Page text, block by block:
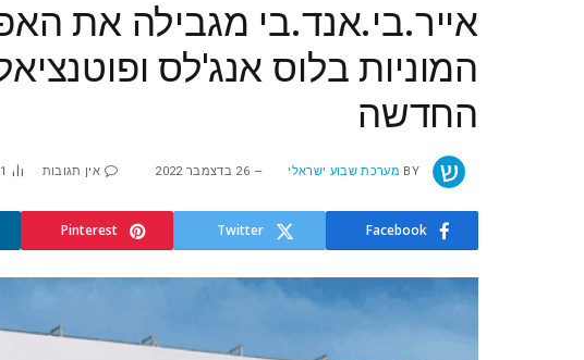
אייר.בי.אנד.בי מגבילה את
המוניות בלוס אנג'לס
החדשה
BY מערכת שבוע ישראלי 26 בדצמבר 2022 אין תגובות 1
Facebook
Twitter
Pinterest